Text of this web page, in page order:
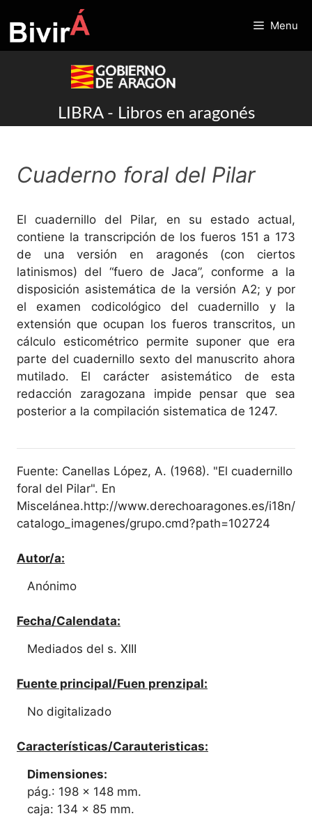
to
content
Menu
LIBRA - Libros en aragonés
Cuaderno foral del Pilar
El cuadernillo del Pilar, en su estado actual,
contiene la transcripción de los fueros 151 a 173
de una versión en aragonés (con ciertos
latinismos) del “fuero de Jaca”, conforme a la
disposición asistemática de la versión A2; y por
el examen codicológico del cuadernillo y la
extensión que ocupan los fueros transcritos, un
cálculo esticométrico permite suponer que era
parte del cuadernillo sexto del manuscrito ahora
mutilado. El carácter asistemático de esta
redacción zaragozana impide pensar que sea
posterior a la compilación sistematica de 1247.
Fuente: Canellas López, A. (1968). "El cuadernillo
foral del Pilar". En
Miscelánea.http://www.derechoaragones.es/i18n/
catalogo_imagenes/grupo.cmd?path=102724
Autor/a:
Anónimo
Fecha/Calendata:
Mediados del s. XIII
Fuente principal/Fuen prenzipal:
No digitalizado
Características/Carauteristicas:
Dimensiones:
pág.: 198 x 148 mm.
caja: 134 x 85 mm.